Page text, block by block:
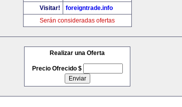
Visitar!
foreigntrade.info
Serán consideradas ofertas
Realizar una Oferta
Precio Ofrecido $